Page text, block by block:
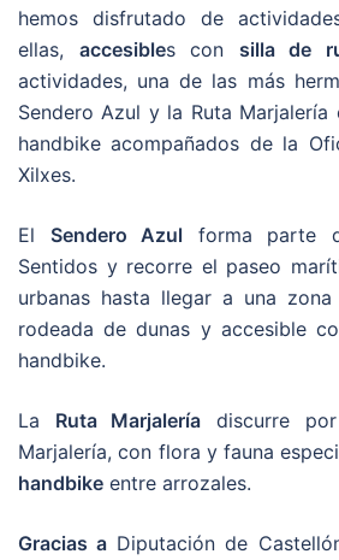
hemos disfrutado de
ellas, accesibles con silla de
actividades, una de las más
Sendero Azul y la Ruta Marjalería
handbike acompañados de la
Xilxes.
El Sendero Azul forma parte
Sentidos y recorre el paseo
urbanas hasta llegar a una
rodeada de dunas y accesible
handbike.
La Ruta Marjalería discurre
Marjalería, con flora y fauna
handbike entre arrozales.
Gracias a Diputación de